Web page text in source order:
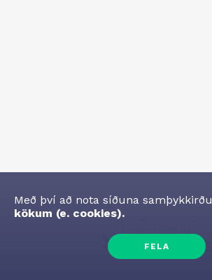
Höfundarréttur
Með því að nota síðuna samþykkirðu
kökum (e. cookies).
FELA